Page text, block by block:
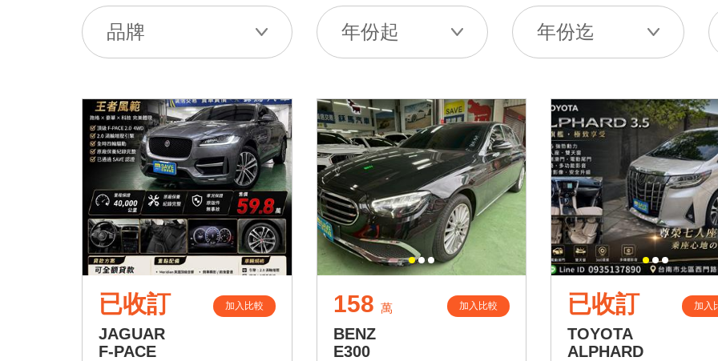
已收訂 加入比較
JAGUAR
F-PACE
158 萬 加入比較
BENZ
E300
已收訂 加入
TOYOTA
ALPHARD